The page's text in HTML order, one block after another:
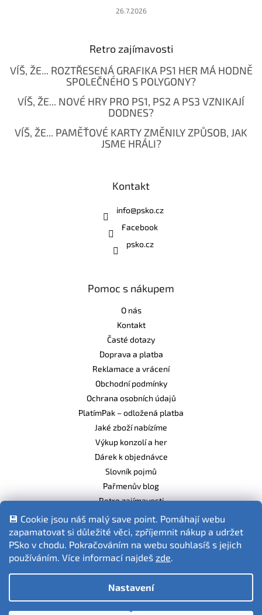
💾 Cookie jsou náš malý save point. Pomáhají webu
zapamatovat si důležité věci, zpříjemnit nákup a udržet
PSko v chodu. Pokračováním na webu souhlasíš s jejich
používáním. Více informací najdeš zde.
Nastavení
26.7.2026
Retro zajímavosti
VÍŠ, ŽE... ROZTŘESENÁ GRAFIKA PS1 HER MÁ HODNĚ
SPOLEČNÉHO S POLYGONY?
VÍŠ, ŽE... NOVÉ HRY PRO PS1, PS2 A PS3 VZNIKAJÍ
DODNES?
VÍŠ, ŽE... PAMĚŤOVÉ KARTY ZMĚNILY ZPŮSOB, JAK
JSME HRÁLI?
Kontakt
info@psko.cz
Facebook
psko.cz
Pomoc s nákupem
O nás
Kontakt
Časté dotazy
Doprava a platba
Reklamace a vrácení
Obchodní podmínky
Ochrana osobních údajů
PlatímPak – odložená platba
Jaké zboží nabízíme
Výkup konzolí a her
Dárek k objednávce
Slovník pojmů
Pařmenův blog
Retro zajímavosti
Balíme ekologicky
Fotografie produktů jsou ilustrativní.